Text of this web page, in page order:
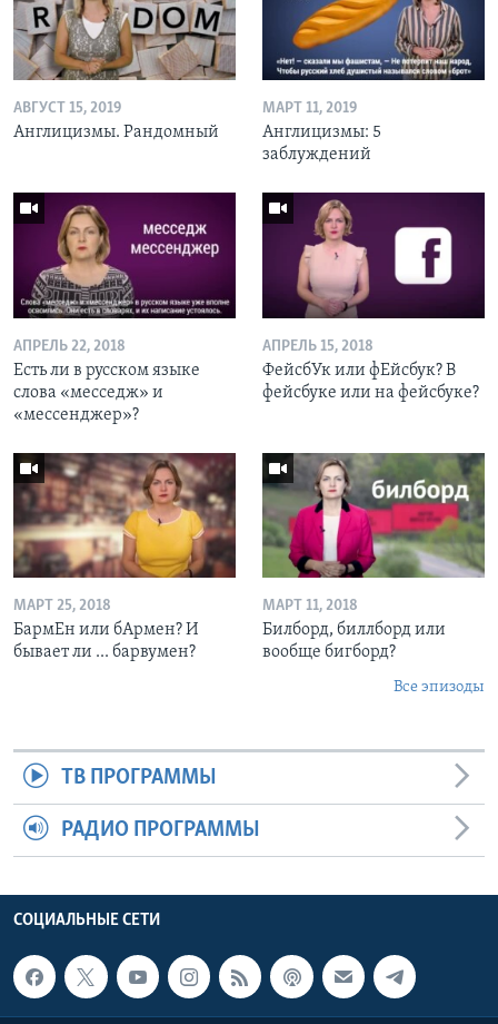
АВГУСТ 15, 2019
Англицизмы. Рандомный
МАРТ 11, 2019
Англицизмы: 5
заблуждений
АПРЕЛЬ 22, 2018
Есть ли в русском языке
слова «месседж» и
«мессенджер»?
АПРЕЛЬ 15, 2018
ФейсбУк или фЕйсбук? В
фейсбуке или на фейсбуке?
МАРТ 25, 2018
БармЕн или бАрмен? И
бывает ли ... барвумен?
МАРТ 11, 2018
Билборд, биллборд или
вообще бигборд?
Все эпизоды
ТВ ПРОГРАММЫ
РАДИО ПРОГРАММЫ
СОЦИАЛЬНЫЕ СЕТИ